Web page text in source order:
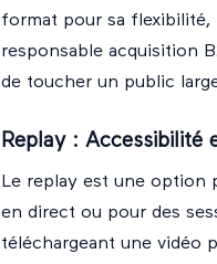
format pour sa flexibilité,
responsable acquisition
de toucher un public
Replay : Accessibilité
Le replay est une option
en direct ou pour des
téléchargeant une vidéo